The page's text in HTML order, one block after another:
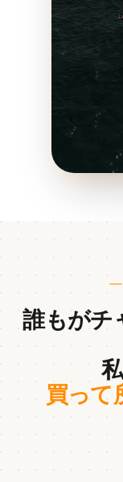
誰もがチ
買って